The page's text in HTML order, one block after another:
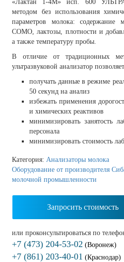
«Лактан 1-4М» исп. 600 УЛЬТРА
методом без использования
параметров молока: содержание
СОМО, лактозы, плотности и
а также температуру пробы.
В отличие от традиционных
ультразвуковой анализатор
получать данные в режиме
50 секунд на анализ
избежать применения
и химических реактивов
минимизировать занятость
персонала
минимизировать стоимость
Категория:Анализаторы молока
Оборудование от производителя
молочной промышленности
Запросить стоимость
или проконсультироваться по
+7 (473) 204-53-02 (Воронеж)
+7 (861) 203-40-01 (Краснодар)